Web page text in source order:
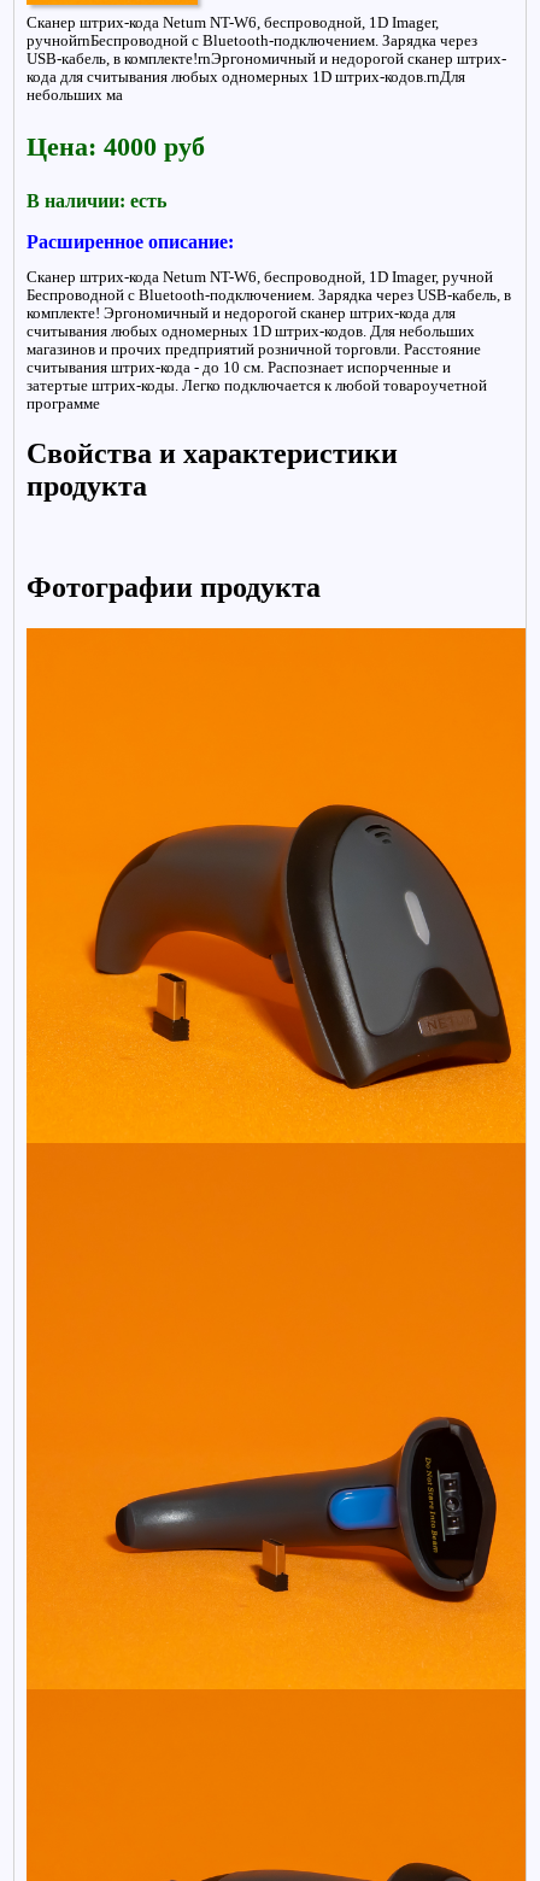
Сканер штрих-кода Netum NT-W6, беспроводной, 1D Imager,
ручнойrnБеспроводной с Bluetooth-подключением. Зарядка через
USB-кабель, в комплекте!rnЭргономичный и недорогой сканер штрих-
кода для считывания любых одномерных 1D штрих-кодов.rnДля
небольших ма
Цена: 4000 руб
В наличии: есть
Расширенное описание:
Сканер штрих-кода Netum NT-W6, беспроводной, 1D Imager, ручной
Беспроводной с Bluetooth-подключением. Зарядка через USB-кабель, в
комплекте! Эргономичный и недорогой сканер штрих-кода для
считывания любых одномерных 1D штрих-кодов. Для небольших
магазинов и прочих предприятий розничной торговли. Расстояние
считывания штрих-кода - до 10 см. Распознает испорченные и
затертые штрих-коды. Легко подключается к любой товароучетной
программе
Свойства и характеристики
продукта
Фотографии продукта